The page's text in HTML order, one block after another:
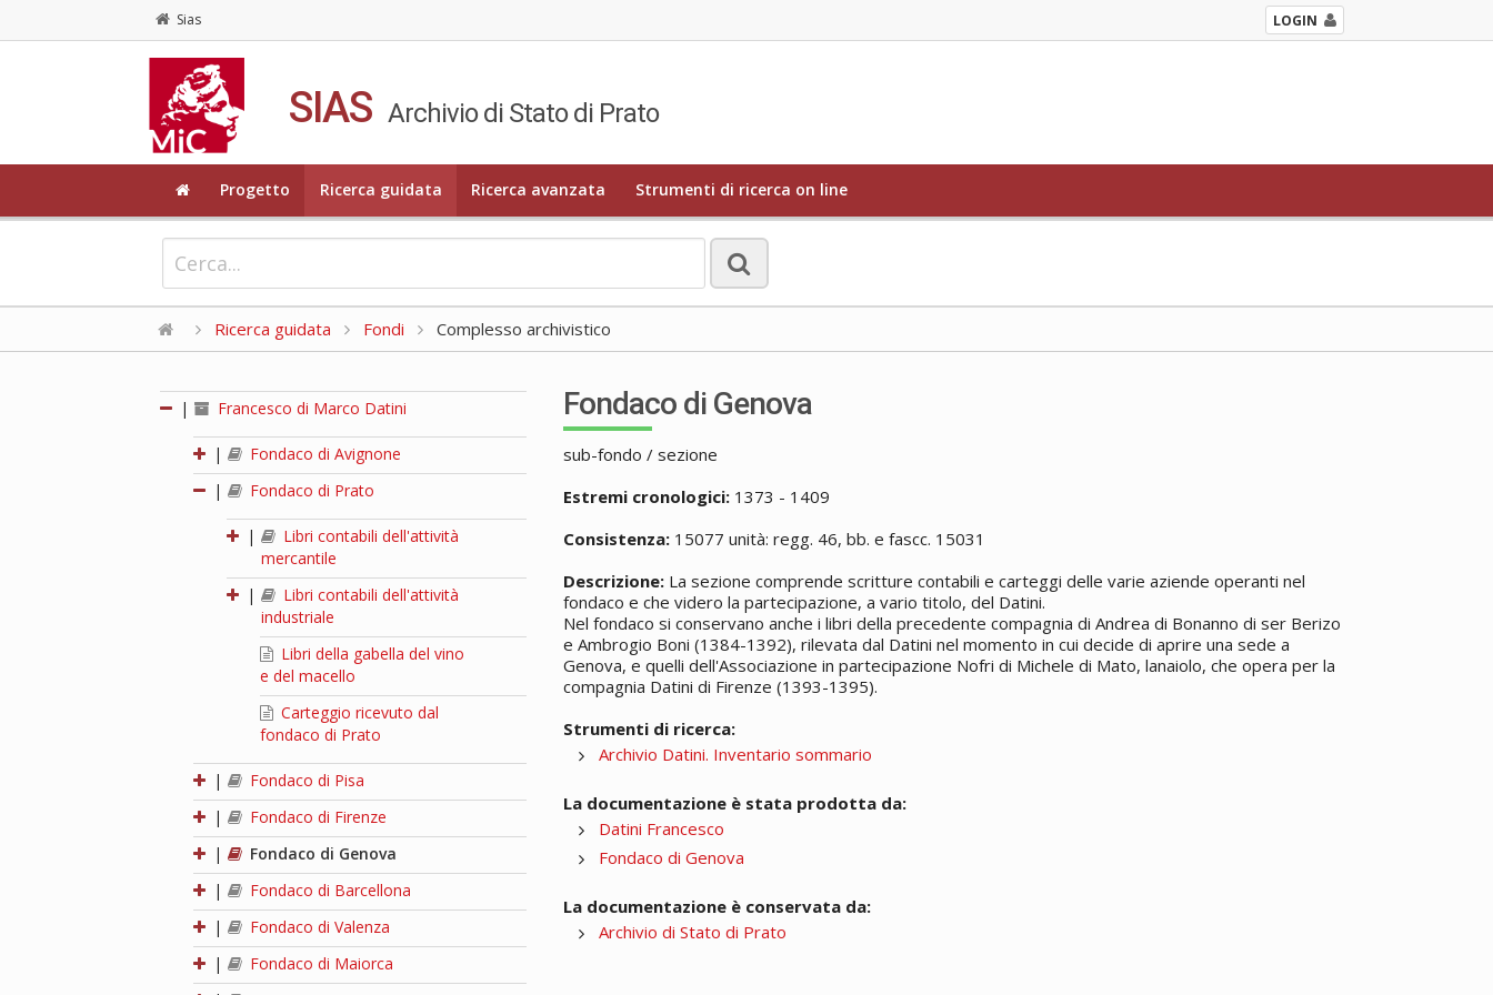
Sias LOGIN
SIAS Archivio di Stato di Prato
Progetto Ricerca guidata Ricerca avanzata Strumenti di ricerca on line
Ricerca guidata Fondi Complesso archivistico
| Francesco di Marco Datini
|
Fondaco di Avignone
|
Fondaco di Prato
|
Libri contabili dell'attività
mercantile
|
Libri contabili dell'attività
industriale
Libri della gabella del vino
e del macello
Carteggio ricevuto dal
fondaco di Prato
|
Fondaco di Pisa
|
Fondaco di Firenze
|
Fondaco di Genova
|
Fondaco di Barcellona
|
Fondaco di Valenza
|
Fondaco di Maiorca
Fondaco di Genova
sub-fondo / sezione
Estremi cronologici: 1373 - 1409
Consistenza: 15077 unità: regg. 46, bb. e fascc. 15031
Descrizione: La sezione comprende scritture contabili e carteggi delle varie aziende operanti nel
fondaco e che videro la partecipazione, a vario titolo, del Datini.
Nel fondaco si conservano anche i libri della precedente compagnia di Andrea di Bonanno di ser Berizo
e Ambrogio Boni (1384-1392), rilevata dal Datini nel momento in cui decide di aprire una sede a
Genova, e quelli dell'Associazione in partecipazione Nofri di Michele di Mato, lanaiolo, che opera per la
compagnia Datini di Firenze (1393-1395).
Strumenti di ricerca:
Archivio Datini. Inventario sommario
La documentazione è stata prodotta da:
Datini Francesco
Fondaco di Genova
La documentazione è conservata da:
Archivio di Stato di Prato